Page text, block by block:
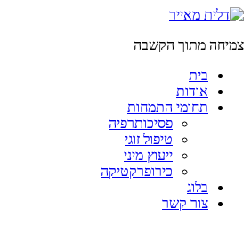
דלג
צמיחה מתוך הקשבה
בית
אודות
תחומי התמחות
פסיכותרפיה
טיפול זוגי
ייעוץ מיני
כירופרקטיקה
בלוג
צור קשר